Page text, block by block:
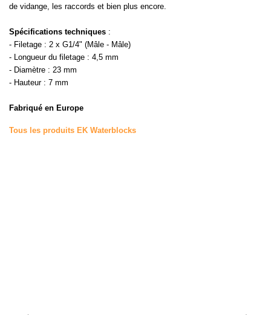
de vidange, les raccords et bien plus encore.
Spécifications techniques :
- Filetage : 2 x G1/4" (Mâle - Mâle)
- Longueur du filetage : 4,5 mm
- Diamètre : 23 mm
- Hauteur : 7 mm
Fabriqué en Europe
Tous les produits EK Waterblocks